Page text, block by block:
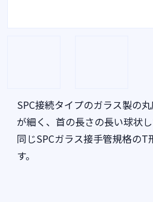
SPC接続タイプのガラス製の
が細く、首の長さの長い球状し
同じSPCガラス接手管規格のT
す。